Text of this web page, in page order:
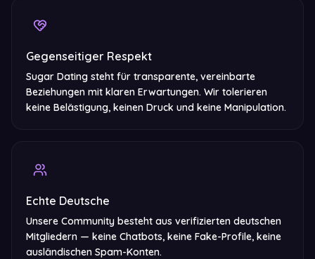
Gegenseitiger Respekt
Sugar Dating steht für transparente, vereinbarte
Beziehungen mit klaren Erwartungen. Wir tolerieren
keine Belästigung, keinen Druck und keine Manipulation.
Echte Deutsche
Unsere Community besteht aus verifizierten deutschen
Mitgliedern — keine Chatbots, keine Fake-Profile, keine
ausländischen Spam-Konten.